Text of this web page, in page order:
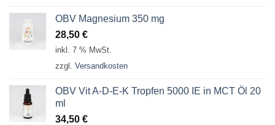
OBV Magnesium 350 mg
28,50 €
inkl. 7 % MwSt.
zzgl. Versandkosten
OBV Vit A-D-E-K Tropfen 5000 IE in MCT Öl 20
ml
34,50 €